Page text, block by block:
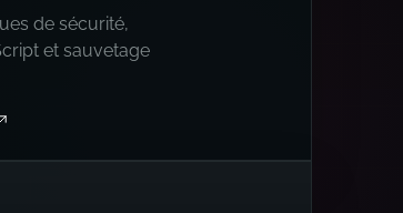
de sécurité,
et sauvetage